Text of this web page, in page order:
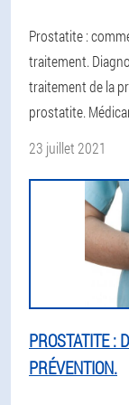
Prostatite :
traitement.
traitement de la
prostatite.
23 juillet 2021
PROSTATITE :
PRÉVENTION.